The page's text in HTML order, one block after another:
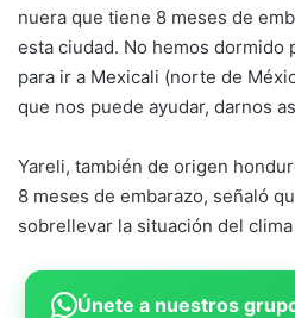
nuera que tiene 8 meses de
esta ciudad. No hemos dormido
para ir a Mexicali (norte de
que nos puede ayudar, darnos
Yareli, también de origen
8 meses de embarazo, señaló
sobrellevar la situación del
Únete a nuestros